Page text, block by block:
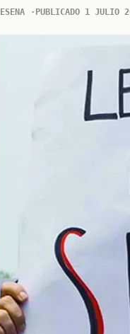
PUBLICADO 1 JULIO